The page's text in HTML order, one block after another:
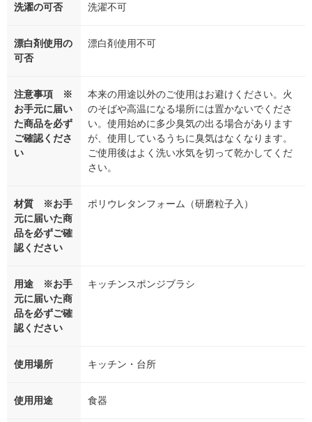
洗濯の可否 洗濯不可
漂白剤使用の
可否
漂白剤使用不可
注意事項 ※
お手元に届い
た商品を必ず
ご確認くださ
い
本来の用途以外のご使用はお避けください。火
のそばや高温になる場所には置かないでくださ
い。使用始めに多少臭気の出る場合があります
が、使用しているうちに臭気はなくなります。
ご使用後はよく洗い水気を切って乾かしてくだ
さい。
材質 ※お手
元に届いた商
品を必ずご確
認ください
ポリウレタンフォーム（研磨粒子入）
用途 ※お手
元に届いた商
品を必ずご確
認ください
キッチンスポンジブラシ
使用場所 キッチン・台所
使用用途 食器